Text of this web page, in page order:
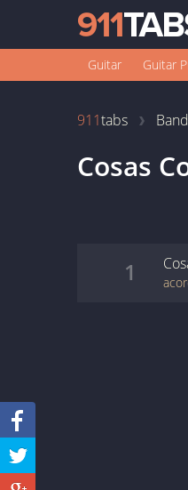
Guitar Guitar
911tabs
Cosas
1